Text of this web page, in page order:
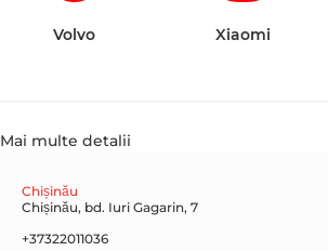
Volvo Xiaomi
Mai multe detalii
Chișinău
Chișinău, bd. Iuri Gagarin, 7
+37322011036